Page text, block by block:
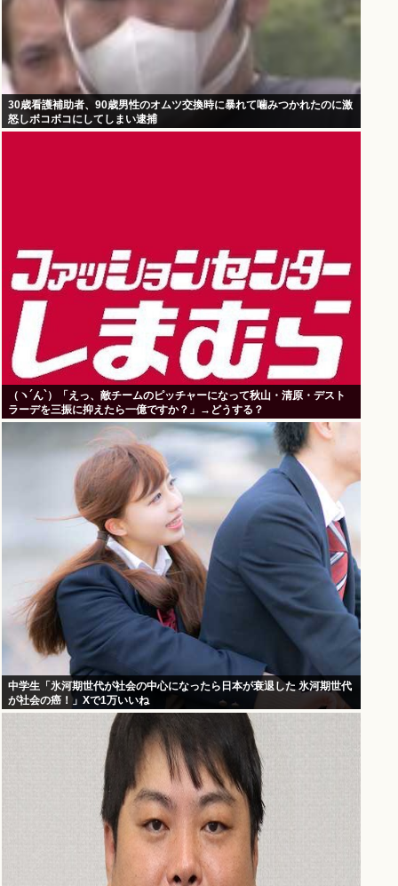
30歳看護補助者、90歳男性のオムツ交換時に暴れて噛みつかれたのに激
怒しボコボコにしてしまい逮捕
（ヽ´ん`）「えっ、敵チームのピッチャーになって秋山・清原・デスト
ラーデを三振に抑えたら一億ですか？」→どうする？
中学生「氷河期世代が社会の中心になったら日本が衰退した 氷河期世代
が社会の癌！」Xで1万いいね